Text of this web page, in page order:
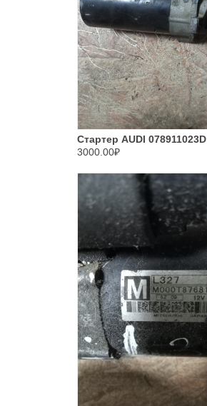
Стартер AUDI 078911023D
3000.00₽